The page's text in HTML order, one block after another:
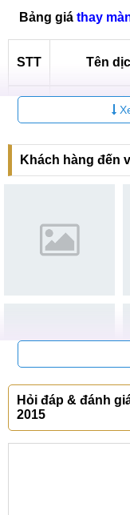
Bảng giá thay
STT Tên
Thay
Macbook
2
Thay
Macbook
Thay
Macbook
6
Macbook
7
Macbook
8
Macbook
Thay
Khách hàng đến
Hỏi đáp & đánh
2015